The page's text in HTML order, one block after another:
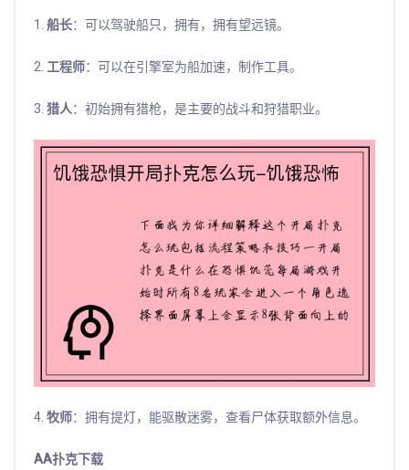
1.船长：可以驾驶船只，拥有，拥有望远镜。
2.工程师：可以在引擎室为船加速，制作工具。
3.猎人：初始拥有猎枪，是主要的战斗和狩猎职业。
4.牧师：拥有提灯，能驱散迷雾，查看尸体获取额外信息。
AA扑克下载